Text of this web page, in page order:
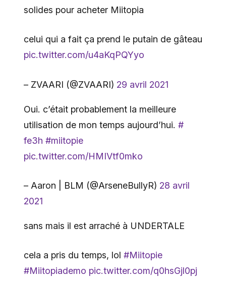
solides pour acheter Miitopia
celui qui a fait ça prend le putain de gâteau
pic.twitter.com/u4aKqPQYyo
– ZVAARI (@ZVAARI) 29 avril 2021
Oui. c’était probablement la meilleure
utilisation de mon temps aujourd’hui. #
fe3h #miitopie
pic.twitter.com/HMIVtf0mko
– Aaron | BLM (@ArseneBullyR) 28 avril
2021
sans mais il est arraché à UNDERTALE
cela a pris du temps, lol #Miitopie
#Miitopiademo pic.twitter.com/q0hsGjl0pj